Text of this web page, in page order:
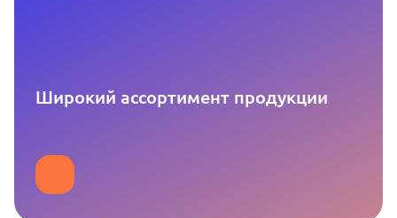
Широкий ассортимент продукции